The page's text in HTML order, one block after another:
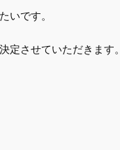
いです。
定させていただきます。